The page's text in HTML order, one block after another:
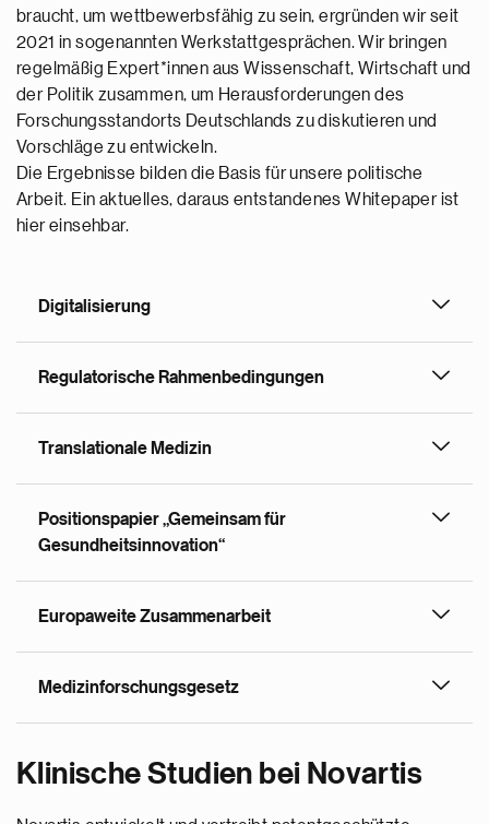
braucht, um wettbewerbsfähig zu sein, ergründen wir seit
2021 in sogenannten Werkstattgesprächen. Wir bringen
regelmäßig Expert*innen aus Wissenschaft, Wirtschaft und
der Politik zusammen, um Herausforderungen des
Forschungsstandorts Deutschlands zu diskutieren und
Vorschläge zu entwickeln.
Die Ergebnisse bilden die Basis für unsere politische
Arbeit. Ein aktuelles, daraus entstandenes Whitepaper ist
hier einsehbar.
Digitalisierung
Regulatorische Rahmenbedingungen
Translationale Medizin
Positionspapier „Gemeinsam für
Gesundheitsinnovation“
Europaweite Zusammenarbeit
Medizinforschungsgesetz
Klinische Studien bei Novartis